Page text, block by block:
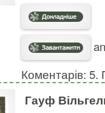
Коментарів: 5.
Гауф